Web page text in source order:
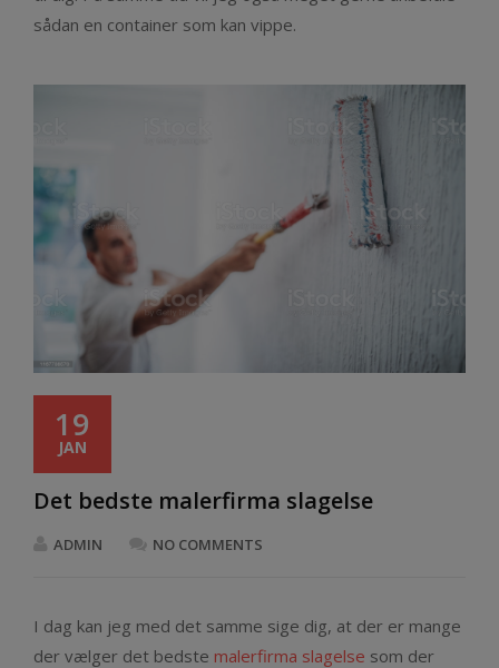
sådan en container som kan vippe.
19
JAN
Det bedste malerfirma slagelse
ADMIN NO COMMENTS
I dag kan jeg med det samme sige dig, at der er mange
der vælger det bedste malerfirma slagelse som der